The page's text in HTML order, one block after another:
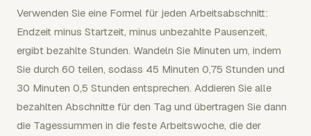
Verwenden Sie eine Formel für jeden Arbeitsabschnitt:
Endzeit minus Startzeit, minus unbezahlte Pausenzeit,
ergibt bezahlte Stunden. Wandeln Sie Minuten um, indem
Sie durch 60 teilen, sodass 45 Minuten 0,75 Stunden und
30 Minuten 0,5 Stunden entsprechen. Addieren Sie alle
bezahlten Abschnitte für den Tag und übertragen Sie dann
die Tagessummen in die feste Arbeitswoche, die der